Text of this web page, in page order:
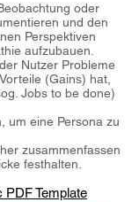
oder
und den
Perspektiven
aufzubauen.
Nutzer Probleme
(Gains) hat,
Jobs to be done)
um eine Persona zu
zusammenfassen
festhalten.
PDF Template